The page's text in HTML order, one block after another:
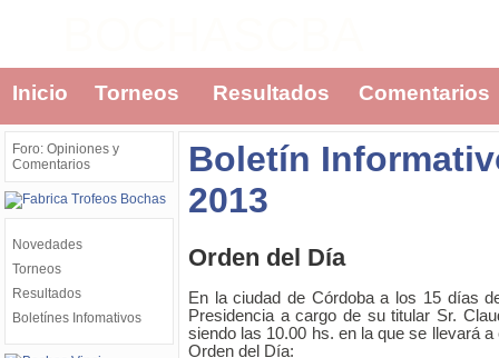
Inicio Torneos Resultados Comentarios
Foro: Opiniones y
Comentarios
Novedades
Torneos
Resultados
Boletínes Infomativos
Boletín
2013
Orden del Día
En la ciudad de Córdoba a los 15 días
Presidencia a cargo de su titular Sr.
siendo las 10.00 hs. en la que se llevará
Orden del Día: